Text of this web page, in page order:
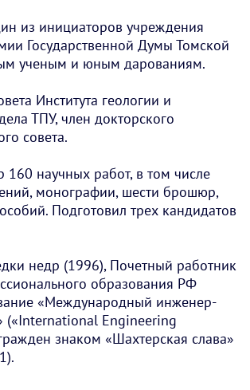
из инициаторов учреждения
Государственной Думы Томской
ученым и юным дарованиям.
Института геологии и
ТПУ, член докторского
совета.
160 научных работ, в том числе
монографии, шести брошюр,
Подготовил трех кандидатов
недр (1996), Почетный работник
образования РФ
«Международный инженер-
(«International Engineering
знаком «Шахтерская слава»